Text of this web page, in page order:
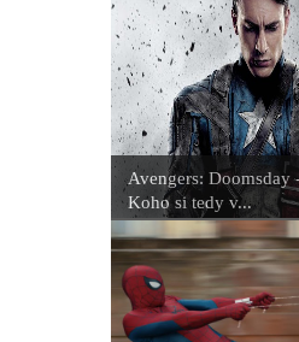
Avengers: Doomsday
Koho si tedy v...